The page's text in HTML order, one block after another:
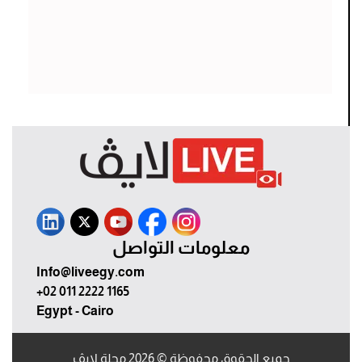
معلومات التواصل
Info@liveegy.com
+02 011 2222 1165
Egypt - Cairo
جميع الحقوق محفوظة © 2026 مجلة لايڤ